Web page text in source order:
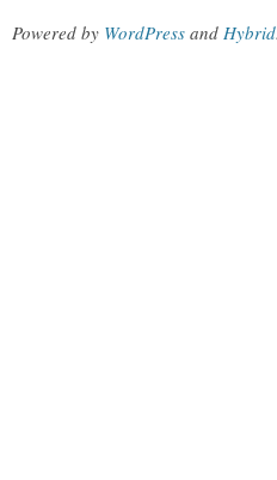
Powered by WordPress and Hybrid